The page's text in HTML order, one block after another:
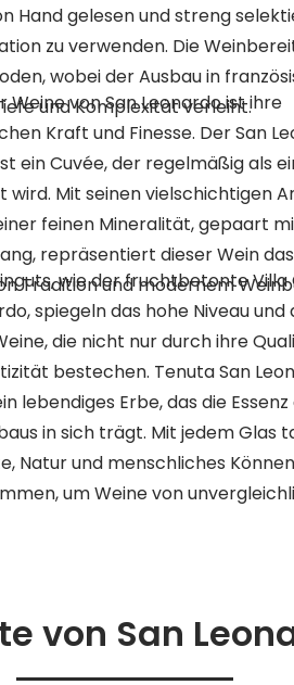
Hand gelesen und streng
zu verwenden. Die
wobei der Ausbau in
und Komplexität verleiht.
von San Leonardo ist ihre
Kraft und Finesse. Der San
ein Cuvée, der regelmäßig als
Mit seinen vielschichtigen
feinen Mineralität, gepaart
repräsentiert dieser Wein das
Tradition und modernem
wie der fruchtbetonte Villa
spiegeln das hohe Niveau und
die nicht nur durch ihre
bestechen. Tenuta San
lebendiges Erbe, das die Essenz
in sich trägt. Mit jedem Glas
Natur und menschliches
um Weine von
von San